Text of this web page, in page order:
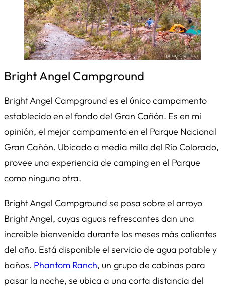
Bright Angel Campground
Bright Angel Campground es el único campamento
establecido en el fondo del Gran Cañón. Es en mi
opinión, el mejor campamento en el Parque Nacional
Gran Cañón. Ubicado a media milla del Río Colorado,
provee una experiencia de camping en el Parque
como ninguna otra.
Bright Angel Campground se posa sobre el arroyo
Bright Angel, cuyas aguas refrescantes dan una
increíble bienvenida durante los meses más calientes
del año. Está disponible el servicio de agua potable y
baños. Phantom Ranch, un grupo de cabinas para
pasar la noche, se ubica a una corta distancia del